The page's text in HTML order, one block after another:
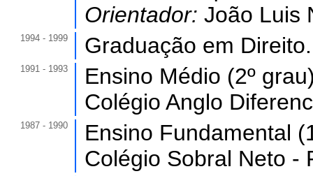
Orientador: João Luis
1994 - 1999 Graduação em Direito.
1991 - 1993
Ensino Médio (2º
Colégio Anglo
1987 - 1990
Ensino Fundamental
Colégio Sobral Neto -